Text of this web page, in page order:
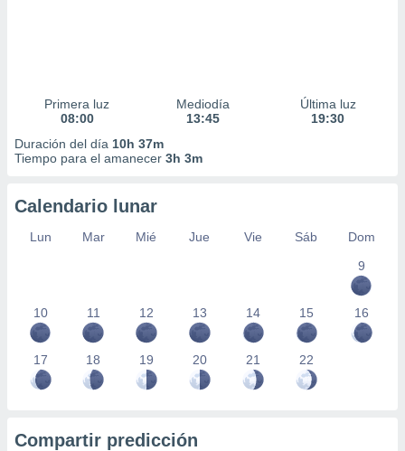
Primera luz
08:00
Mediodía
13:45
Última luz
19:30
Duración del día 10h 37m
Tiempo para el amanecer 3h 3m
Calendario lunar
Lun Mar Mié Jue Vie Sáb
Dom
9
10 11 12 13 14 15 16
17 18 19 20 21 22
Compartir predicción